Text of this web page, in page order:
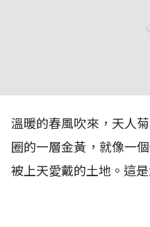
溫暖的春風吹來，天人
圈的一層金黃，就像一
被上天愛戴的土地。這是